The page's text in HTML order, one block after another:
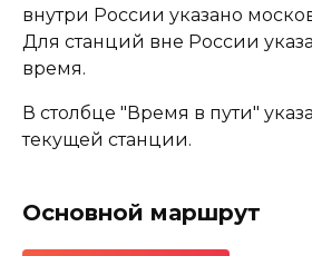
внутри России указано
Для станций вне России
время.
В столбце "Время в пути"
текущей станции.
Основной маршрут